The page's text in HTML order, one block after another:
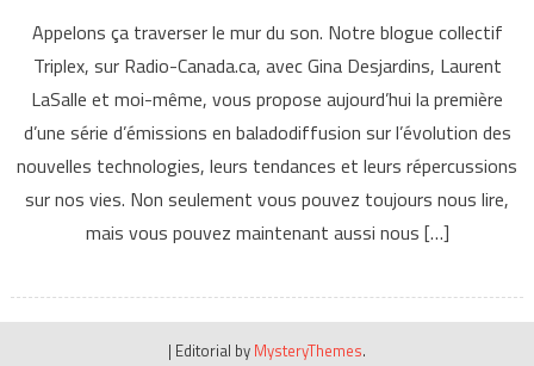
Appelons ça traverser le mur du son. Notre blogue collectif
Triplex, sur Radio-Canada.ca, avec Gina Desjardins, Laurent
LaSalle et moi-même, vous propose aujourd’hui la première
d’une série d’émissions en baladodiffusion sur l’évolution des
nouvelles technologies, leurs tendances et leurs répercussions
sur nos vies. Non seulement vous pouvez toujours nous lire,
mais vous pouvez maintenant aussi nous […]
| Editorial by MysteryThemes.